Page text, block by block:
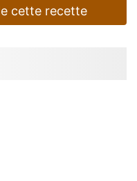
cette recette